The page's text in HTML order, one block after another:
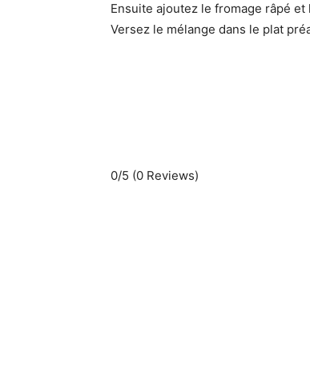
Ensuite ajoutez le fromage râpé
Versez le mélange dans le plat
0/5 (0 Reviews)